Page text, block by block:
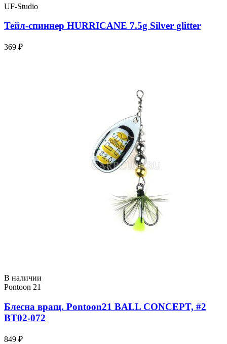
UF-Studio
Тейл-спиннер HURRICANE 7.5g Silver glitter
369 ₽
В наличии
Pontoon 21
Блесна вращ. Pontoon21 BALL CONCEPT, #2
BT02-072
849 ₽